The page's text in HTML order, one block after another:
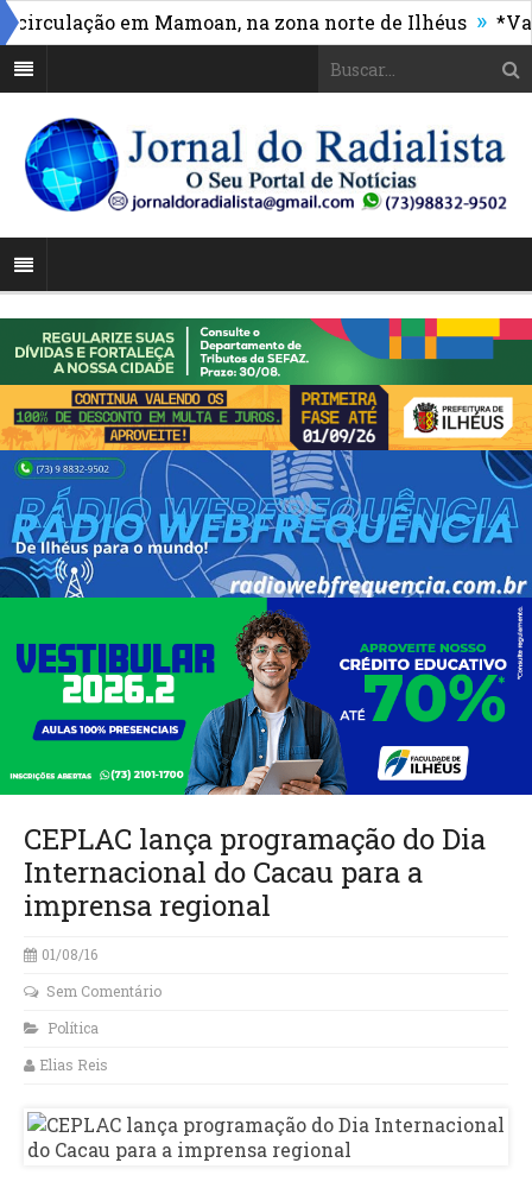
em Mamoan, na zona norte de Ilhéus » *Vasco
CEPLAC lança programação do Dia
Internacional do Cacau para a
imprensa regional
01/08/16
Sem Comentário
Política
Elias Reis